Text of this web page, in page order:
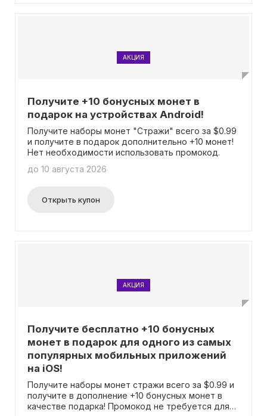
АКЦИЯ
Получите +10 бонусных монет в
подарок на устройствах Android!
Получите наборы монет "Стражи" всего за $0.99
и получите в подарок дополнительно +10 монет!
Нет необходимости использовать промокод.
до 10 августа 2026
Открыть купон
АКЦИЯ
Получите бесплатно +10 бонусных
монет в подарок для одного из самых
популярных мобильных приложений
на iOS!
Получите наборы монет стражи всего за $0.99 и
получите в дополнение +10 бонусных монет в
качестве подарка! Промокод не требуется для